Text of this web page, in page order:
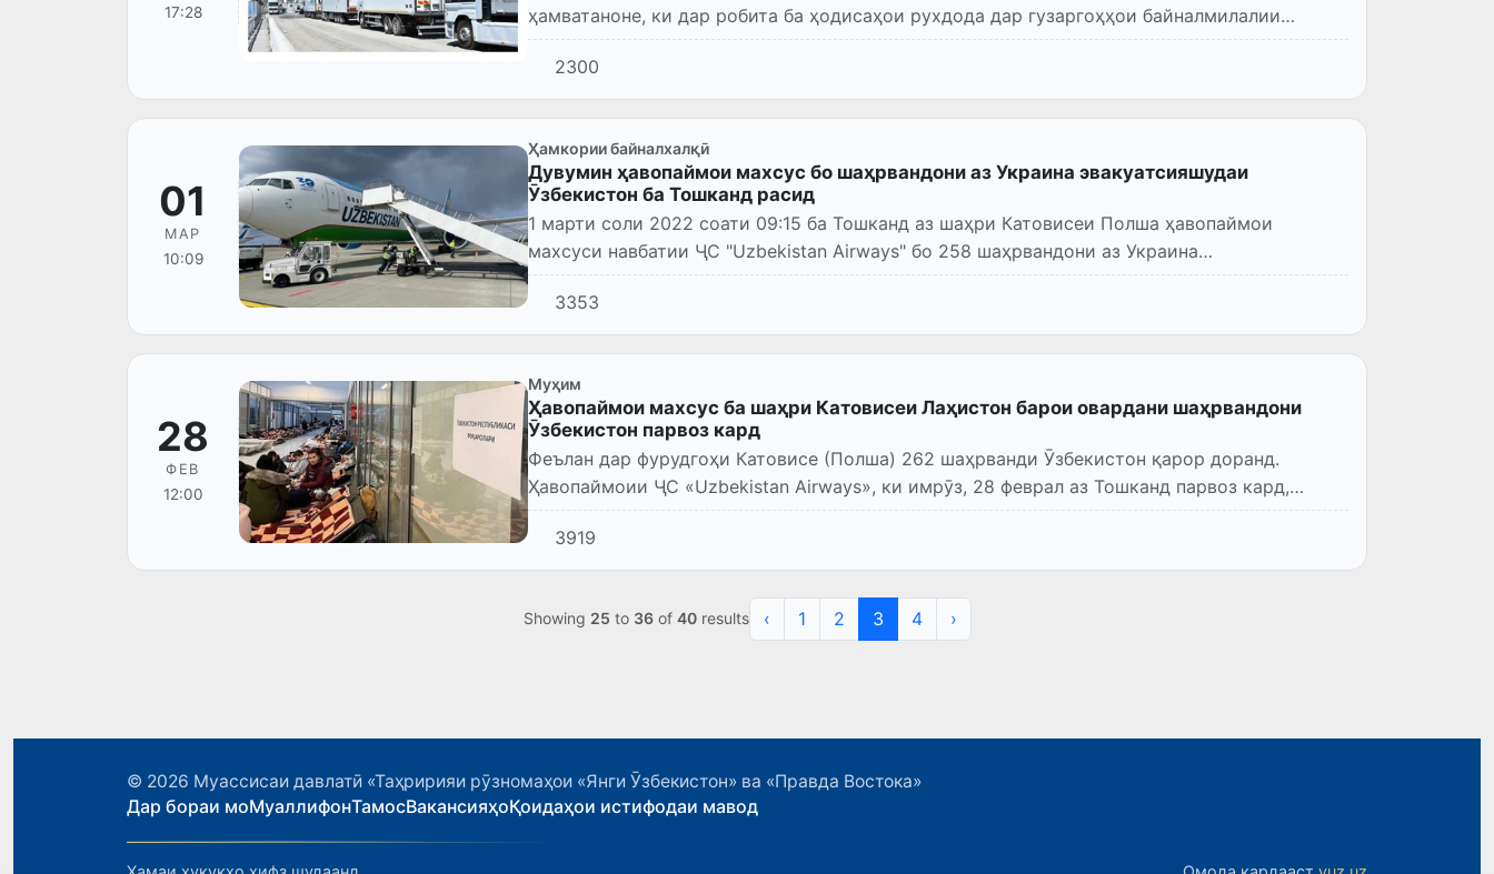
17:28
ҳамватаноне, ки дар робита ба ҳодисаҳои рухдода дар гузаргоҳҳои байналмилалии
автомобилӣ аз қаламрав...
2300
01
МАР
10:09
Ҳамкории байналхалқӣ
Дувумин ҳавопаймои махсус бо шаҳрвандони аз Украина эвакуатсияшудаи
Ӯзбекистон ба Тошканд расид
1 марти соли 2022 соати 09:15 ба Тошканд аз шаҳри Катовисеи Полша ҳавопаймои
махсуси навбатии ҶС "Uzbekistan Airways" бо 258 шаҳрвандони аз Украина
эвакуатсияшудаи Ӯзбекистон омад...
3353
28
ФЕВ
12:00
Муҳим
Ҳавопаймои махсус ба шаҳри Катовисеи Лаҳистон барои овардани шаҳрвандони
Ӯзбекистон парвоз кард
Феълан дар фурудгоҳи Катовисе (Полша) 262 шаҳрванди Ӯзбекистон қарор доранд.
Ҳавопаймоии ҶС «Uzbekistan Airways», ки имрӯз, 28 феврал аз Тошканд парвоз кард,
тақрибан соати 12:45 б...
3919
Showing 25 to 36of 40results ‹ 1 2 3 4 ›
© 2026 Муассисаи давлатӣ «Таҳририяи рӯзномаҳои «Янги Ӯзбекистон» ва «Правда Востока»
Дар бораи моМуаллифонТамосВакансияҳоҚоидаҳои истифодаи мавод